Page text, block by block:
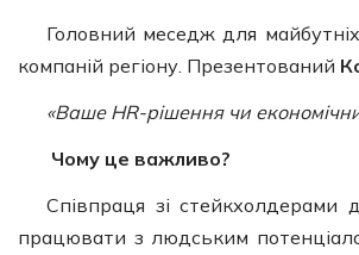
Головний меседж для
компаній регіону. Презентований
«Ваше HR-рішення чи
Чому це важливо?
Співпраця зі стейкхолдерами
працювати з людським